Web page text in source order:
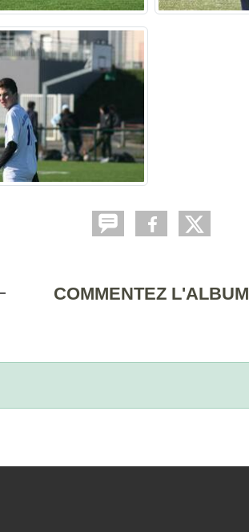
COMMENTEZ L'ALBUM